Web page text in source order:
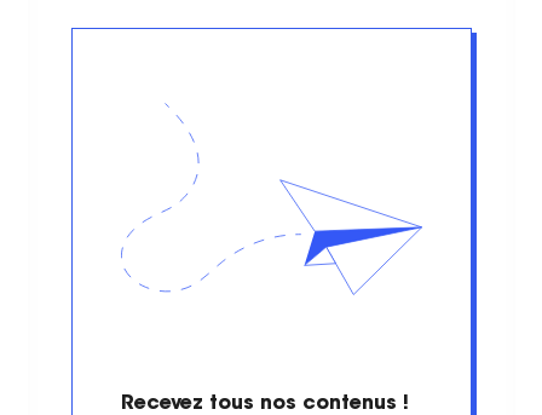
Recevez tous nos contenus !